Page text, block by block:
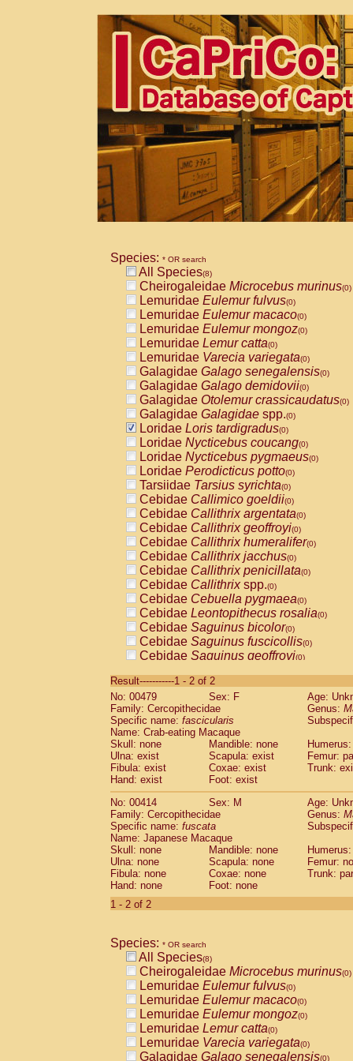
Species: * OR search
All Species(8)
Cheirogaleidae Microcebus murinus(0)
Lemuridae Eulemur fulvus(0)
Lemuridae Eulemur macaco(0)
Lemuridae Eulemur mongoz(0)
Lemuridae Lemur catta(0)
Lemuridae Varecia variegata(0)
Galagidae Galago senegalensis(0)
Galagidae Galago demidovii(0)
Galagidae Otolemur crassicaudatus(0)
Galagidae Galagidae spp.(0)
Loridae Loris tardigradus(0)
Loridae Nycticebus coucang(0)
Loridae Nycticebus pygmaeus(0)
Loridae Perodicticus potto(0)
Tarsiidae Tarsius syrichta(0)
Cebidae Callimico goeldii(0)
Cebidae Callithrix argentata(0)
Cebidae Callithrix geoffroyi(0)
Cebidae Callithrix humeralifer(0)
Cebidae Callithrix jacchus(0)
Cebidae Callithrix penicillata(0)
Cebidae Callithrixspp.(0)
Cebidae Cebuella pygmaea(0)
Cebidae Leontopithecus rosalia(0)
Cebidae Saguinus bicolor(0)
Cebidae Saguinus fuscicollis(0)
Cebidae Saguinus geoffroyi(0)
CebidaeSaguinus labiatus(0)
Cebidae Saguinus leucopus (0)
CebidaeSaguinus midas
CebidaeSaguinus mystax
Cebidae Saguinus nigricollis (1)
Cebidae Saguinus oedipus
Cebidae Saguinus weddelli
Cebidae Saguinusspp.
Cebidae Aotus trivirgatus
CebidaeCebus albifrons
CebidaeCebus apella
Cebidae Cebus capucinus
Cebidae Cebus nigrivittatus
Cebidae Cebusspp.(0)
Cebidae Saimiri boliviensis
CebidaeSaimiri sciureus(0)
AtelidaeAlouatta caraya(0)
Atelidae Alouatta seniculus
AtelidaeAlouatta
AtelidaeAteles belzebuth(0)
AtelidaeAteles geoffroyi(0)
AtelidaeAteles paniscus(0)
AtelidaeAtelesspp. (0)
AtelidaeLagothrix lagothricha
AtelidaeLagothrix lagothricha cana
PitheciidaeCacajao calvus
Result-----------1 - 2 of 2
No: 00479
Sex: F
Age:
Family: Cercopithecidae
Genus:
Specific name: fascicularis
Name: Crab-eating Macaque
Skull: none
Mandible: none
Ulna: exist
Scapula: exist
Femur:
Fibula: exist
Coxae: exist
Trunk:
Hand: exist
Foot: exist
No: 00414
Sex: M
Age:
Family: Cercopithecidae
Genus:
Specific name: fuscata
Name: Japanese Macaque
Skull: none
Mandible: none
Ulna: none
Scapula: none
Femur:
Fibula: none
Coxae: none
Trunk:
Hand: none
Foot: none
1 - 2 of 2
Species: * OR search
All Species(8)
Cheirogaleidae Microcebus murinus(0)
Lemuridae Eulemur fulvus(0)
Lemuridae Eulemur macaco(0)
Lemuridae Eulemur mongoz(0)
Lemuridae Lemur catta(0)
Lemuridae Varecia variegata(0)
Galagidae Galago senegalensis(0)